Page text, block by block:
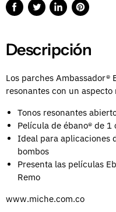
CompartirPublicarCompartirGuardar
Descripción
Los parches Ambassador®
resonantes con un
Tonos resonantes
Película de ébano® de 1
Ideal para aplicaciones
bombos
Presenta las películas
Remo
www.miche.com.co